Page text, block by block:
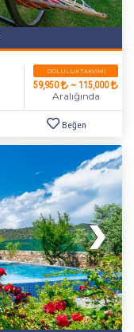
DOLULUK TAKVIMI
59,950 ~ 115,000
Aralığında